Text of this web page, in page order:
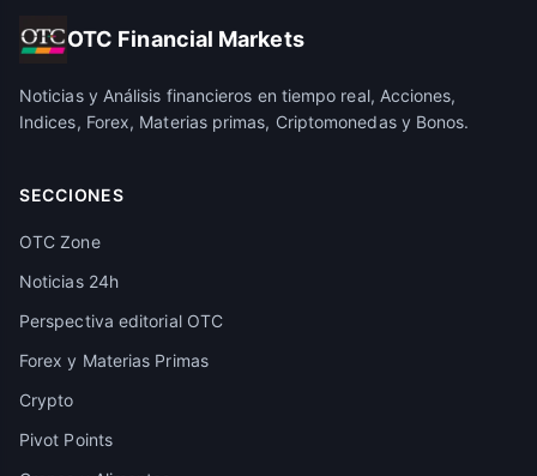
OTC Financial Markets
Noticias y Análisis financieros en tiempo real, Acciones,
Indices, Forex, Materias primas, Criptomonedas y Bonos.
SECCIONES
OTC Zone
Noticias 24h
Perspectiva editorial OTC
Forex y Materias Primas
Crypto
Pivot Points